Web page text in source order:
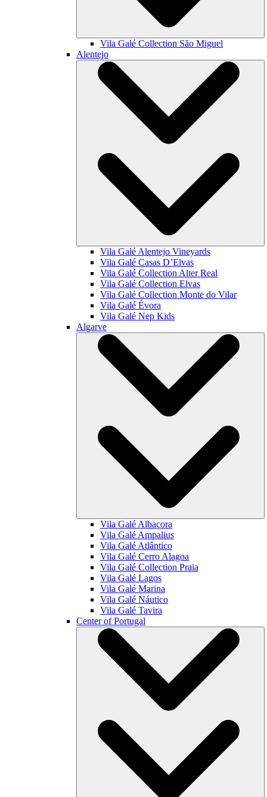
Vila Galé Collection São Miguel
Alentejo
Vila Galé Alentejo Vineyards
Vila Galé Casas D’Elvas
Vila Galé Collection Alter Real
Vila Galé Collection Elvas
Vila Galé Collection Monte do Vilar
Vila Galé Évora
Vila Galé Nep Kids
Algarve
Vila Galé Albacora
Vila Galé Ampalius
Vila Galé Atlântico
Vila Galé Cerro Alagoa
Vila Galé Collection Praia
Vila Galé Lagos
Vila Galé Marina
Vila Galé Náutico
Vila Galé Tavira
Center of Portugal